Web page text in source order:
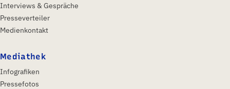
Interviews & Gespräche
Presseverteiler
Medienkontakt
Mediathek
Infografiken
Pressefotos